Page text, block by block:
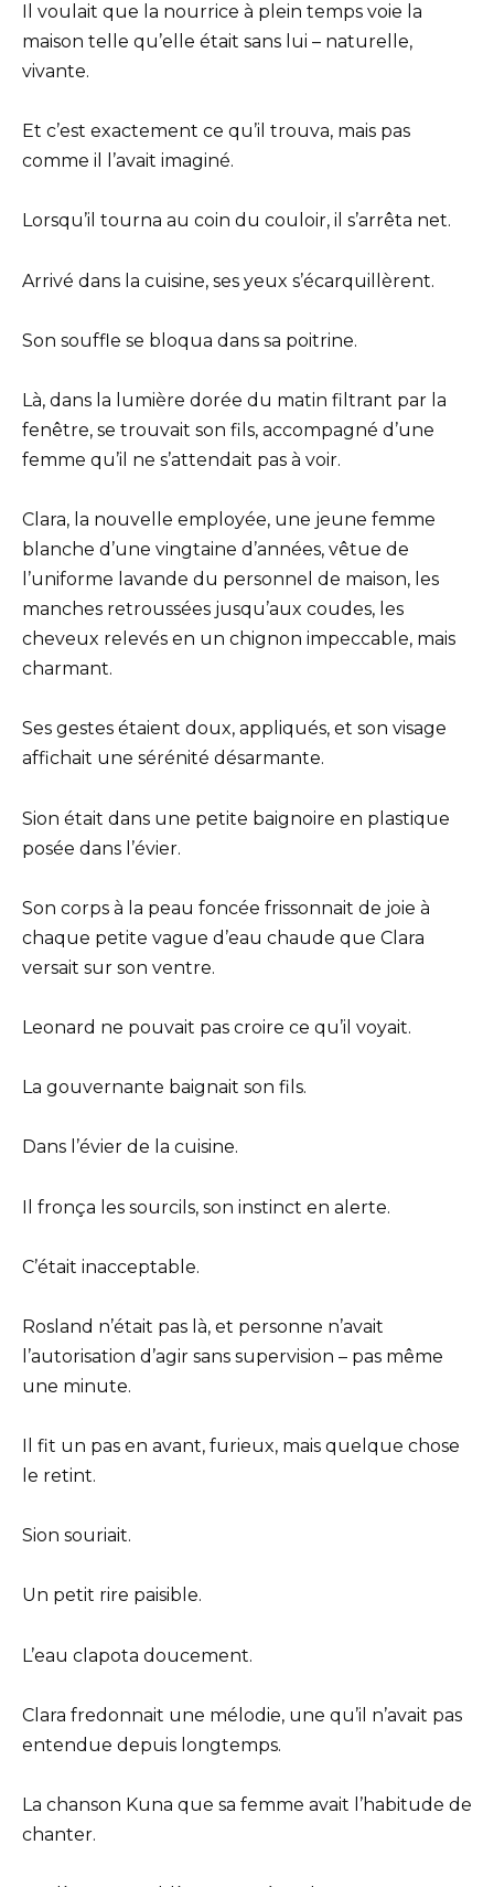
Il voulait que la nourrice à plein temps voie la
maison telle qu’elle était sans lui – naturelle,
vivante.
Et c’est exactement ce qu’il trouva, mais pas
comme il l’avait imaginé.
Lorsqu’il tourna au coin du couloir, il s’arrêta net.
Arrivé dans la cuisine, ses yeux s’écarquillèrent.
Son souffle se bloqua dans sa poitrine.
Là, dans la lumière dorée du matin filtrant par la
fenêtre, se trouvait son fils, accompagné d’une
femme qu’il ne s’attendait pas à voir.
Clara, la nouvelle employée, une jeune femme
blanche d’une vingtaine d’années, vêtue de
l’uniforme lavande du personnel de maison, les
manches retroussées jusqu’aux coudes, les
cheveux relevés en un chignon impeccable, mais
charmant.
Ses gestes étaient doux, appliqués, et son visage
affichait une sérénité désarmante.
Sion était dans une petite baignoire en plastique
posée dans l’évier.
Son corps à la peau foncée frissonnait de joie à
chaque petite vague d’eau chaude que Clara
versait sur son ventre.
Leonard ne pouvait pas croire ce qu’il voyait.
La gouvernante baignait son fils.
Dans l’évier de la cuisine.
Il fronça les sourcils, son instinct en alerte.
C’était inacceptable.
Rosland n’était pas là, et personne n’avait
l’autorisation d’agir sans supervision – pas même
une minute.
Il fit un pas en avant, furieux, mais quelque chose
le retint.
Sion souriait.
Un petit rire paisible.
L’eau clapota doucement.
Clara fredonnait une mélodie, une qu’il n’avait pas
entendue depuis longtemps.
La chanson Kuna que sa femme avait l’habitude de
chanter.